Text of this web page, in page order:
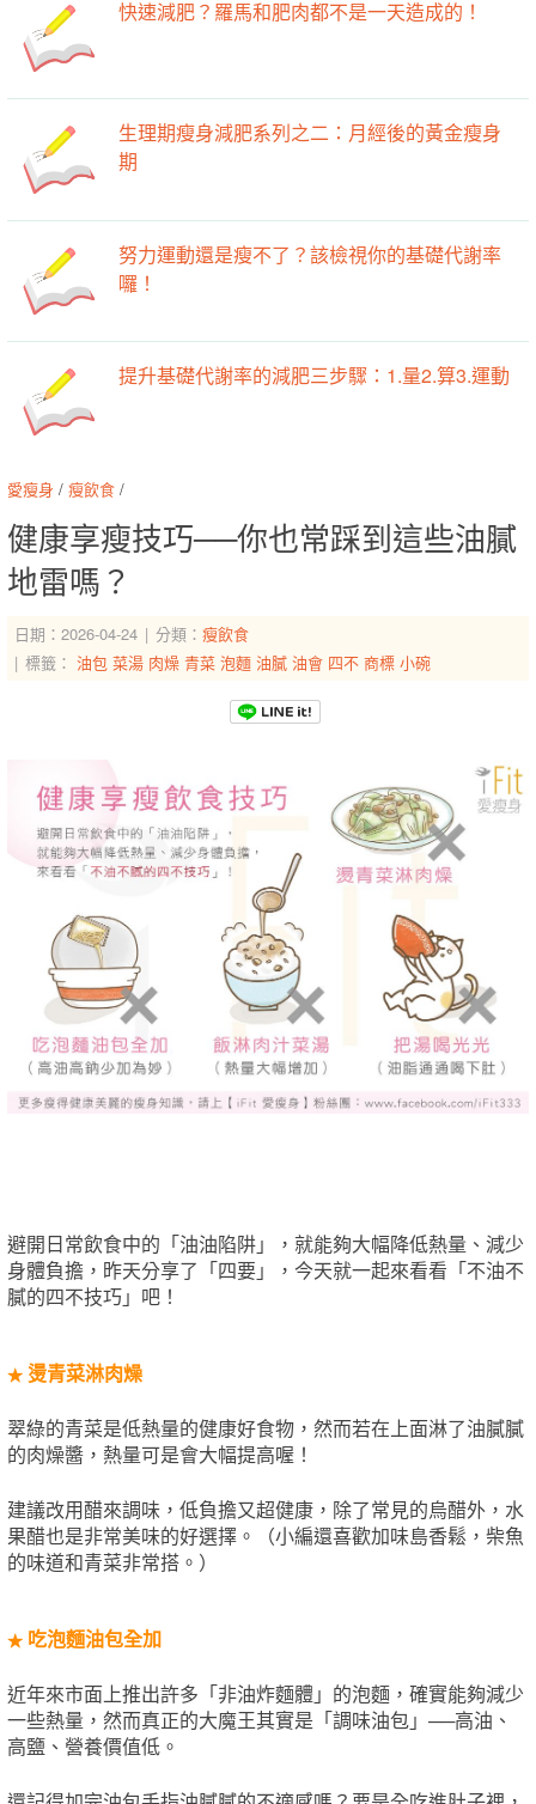
快速減肥？羅馬和肥肉都不是一天造成的！
生理期瘦身減肥系列之二：月經後的黃金瘦身
期
努力運動還是瘦不了？該檢視你的基礎代謝率
囉！
提升基礎代謝率的減肥三步驟：1.量2.算3.運動
愛瘦身 / 瘦飲食 /
健康享瘦技巧──你也常踩到這些油膩
地雷嗎？
日期：2026-04-24 分類： 瘦飲食
標籤： 油包 菜湯 肉燥 青菜 泡麵 油膩 油會 四不 商標 小碗
避開日常飲食中的「油油陷阱」，就能夠大幅降低熱量、減少
身體負擔，昨天分享了「四要」，今天就一起來看看「不油不
膩的四不技巧」吧！
★ 燙青菜淋肉燥
翠綠的青菜是低熱量的健康好食物，然而若在上面淋了油膩膩
的肉燥醬，熱量可是會大幅提高喔！
建議改用醋來調味，低負擔又超健康，除了常見的烏醋外，水
果醋也是非常美味的好選擇。（小編還喜歡加味島香鬆，柴魚
的味道和青菜非常搭。）
★ 吃泡麵油包全加
近年來市面上推出許多「非油炸麵體」的泡麵，確實能夠減少
一些熱量，然而真正的大魔王其實是「調味油包」──高油、
高鹽、營養價值低。